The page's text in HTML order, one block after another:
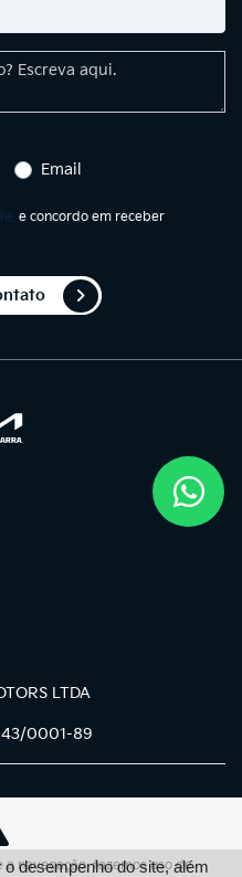
Email
e concordo em receber
LTDA
0001-89
navegação, fazemos uso de
desempenho do site, além